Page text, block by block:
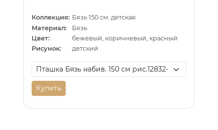
Коллекция: Бязь 150 см. детская
Материал:
Бязь
Цвет:
бежевый, коричневый, красный
Рисунок:
детский
Купить